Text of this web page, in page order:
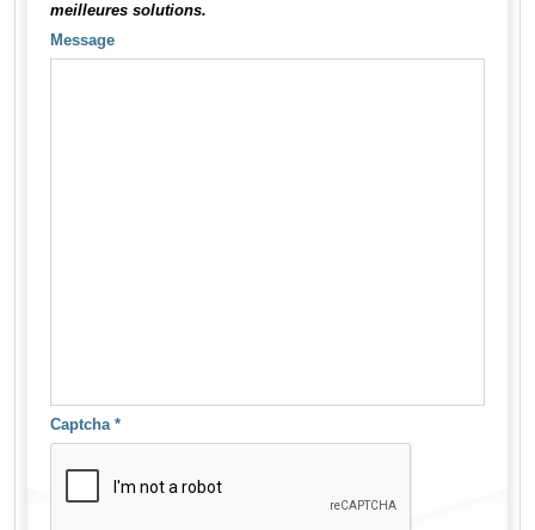
meilleures solutions.
Message
Captcha *